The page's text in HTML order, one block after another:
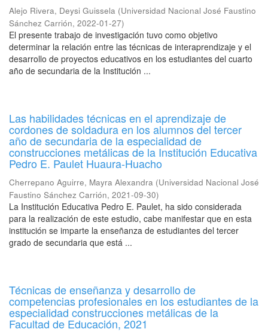
Alejo Rivera, Deysi Guissela (Universidad Nacional José Faustino
Sánchez Carrión, 2022-01-27)
El presente trabajo de investigación tuvo como objetivo
determinar la relación entre las técnicas de interaprendizaje y el
desarrollo de proyectos educativos en los estudiantes del cuarto
año de secundaria de la Institución ...
Las habilidades técnicas en el aprendizaje de
cordones de soldadura en los alumnos del tercer
año de secundaria de la especialidad de
construcciones metálicas de la Institución Educativa
Pedro E. Paulet Huaura-Huacho
Cherrepano Aguirre, Mayra Alexandra (Universidad Nacional José
Faustino Sánchez Carrión, 2021-09-30)
La Institución Educativa Pedro E. Paulet, ha sido considerada
para la realización de este estudio, cabe manifestar que en esta
institución se imparte la enseñanza de estudiantes del tercer
grado de secundaria que está ...
Técnicas de enseñanza y desarrollo de
competencias profesionales en los estudiantes de la
especialidad construcciones metálicas de la
Facultad de Educación, 2021